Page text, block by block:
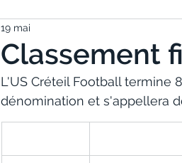
Classement
19 mai
L'US Créteil Football termine
dénomination et s'appellera